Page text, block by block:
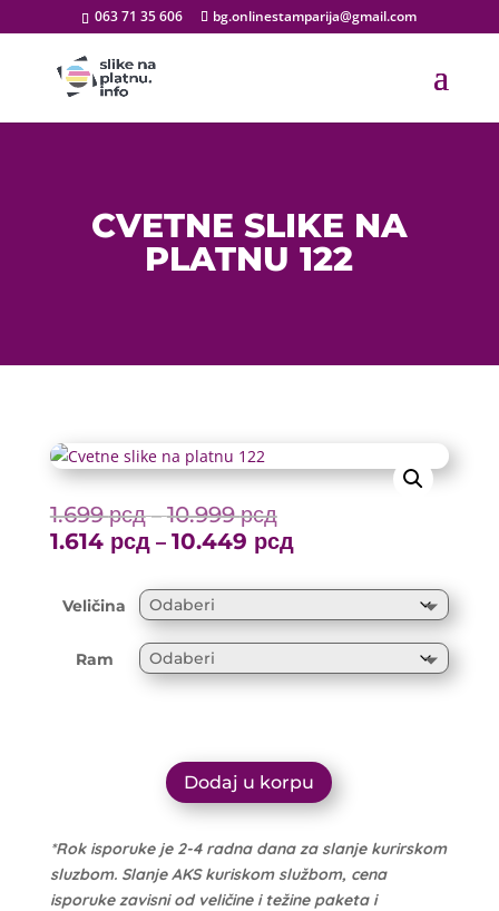
063 71 35 606 bg.onlinestamparija@gmail.com
CVETNE SLIKE NA
PLATNU 122
1.699рсд – 10.999рсдPrice
range:
through
10.999 рсд
1.614 рсд – 10.449 рсд
1.614 рсд
through
10.449 рсд
Veličina
Ram
Dodaj u korpu
*Rok isporuke je 2-4 radna dana za slanje kurirskom
sluzbom. Slanje AKS kuriskom službom, cena
isporuke zavisni od veličine i težine paketa i